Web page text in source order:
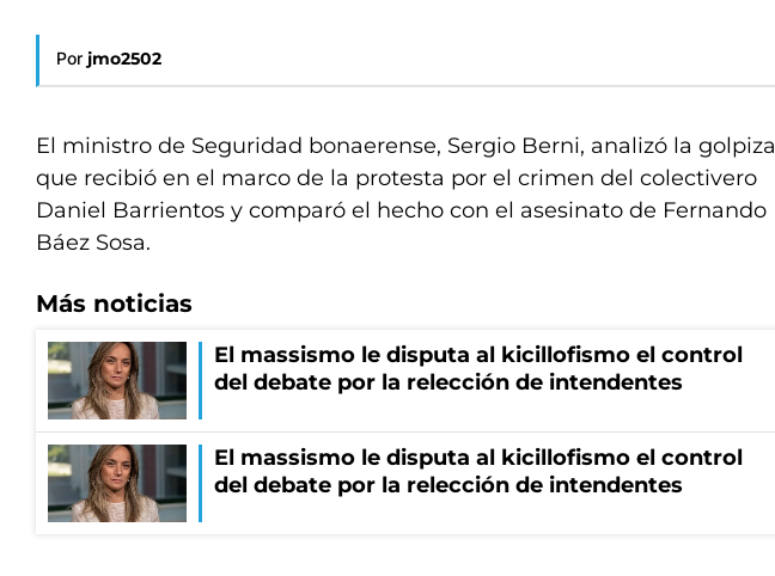
Por jmo2502
El ministro de Seguridad bonaerense, Sergio Berni, analizó la golpiza
que recibió en el marco de la protesta por el crimen del colectivero
Daniel Barrientos y comparó el hecho con el asesinato de Fernando
Báez Sosa.
Más noticias
El massismo le disputa al kicillofismo el control
del debate por la relección de intendentes
El massismo le disputa al kicillofismo el control
del debate por la relección de intendentes